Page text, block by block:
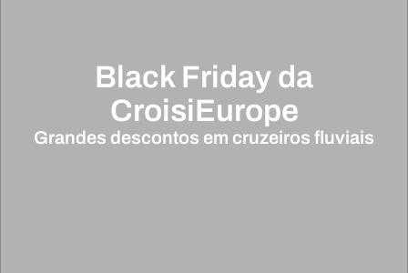
Black Friday da
CroisiEurope
Grandes descontos em cruzeiros fluviais